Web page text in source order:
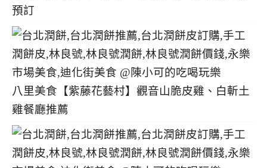
預訂
八里美食【紫藤花藝村】觀音山脆皮雞、白斬土
雞餐廳推薦